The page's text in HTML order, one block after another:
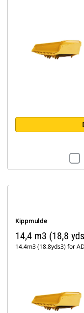
Kippmulde
14,4 m3 (18,8
14.4m3 (18.8yds3) for